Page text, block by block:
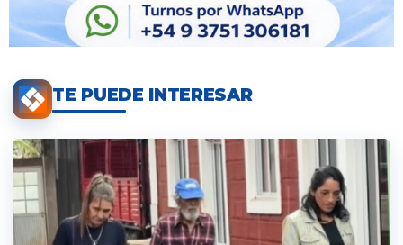
TE PUEDE INTERESAR